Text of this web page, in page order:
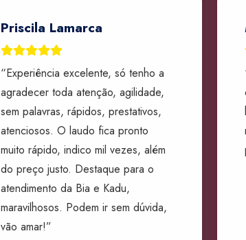
Priscila Lamarca
“Experiência excelente, só tenho a
agradecer toda atenção, agilidade,
sem palavras, rápidos, prestativos,
atenciosos. O laudo fica pronto
muito rápido, indico mil vezes, além
do preço justo. Destaque para o
atendimento da Bia e Kadu,
maravilhosos. Podem ir sem dúvida,
vão amar!”